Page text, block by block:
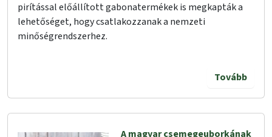
pirítással előállított gabonatermékek is megkapták a
lehetőséget, hogy csatlakozzanak a nemzeti
minőségrendszerhez.
Tovább
A magyar csemegeuborkának